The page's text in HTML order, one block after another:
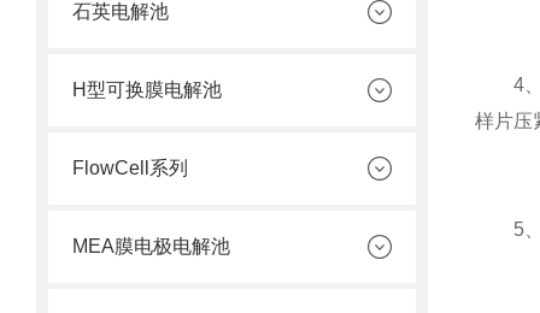
石英电解池
H型可换膜电解池
FlowCell系列
MEA膜电极电解池
4、该
样片压
5、该